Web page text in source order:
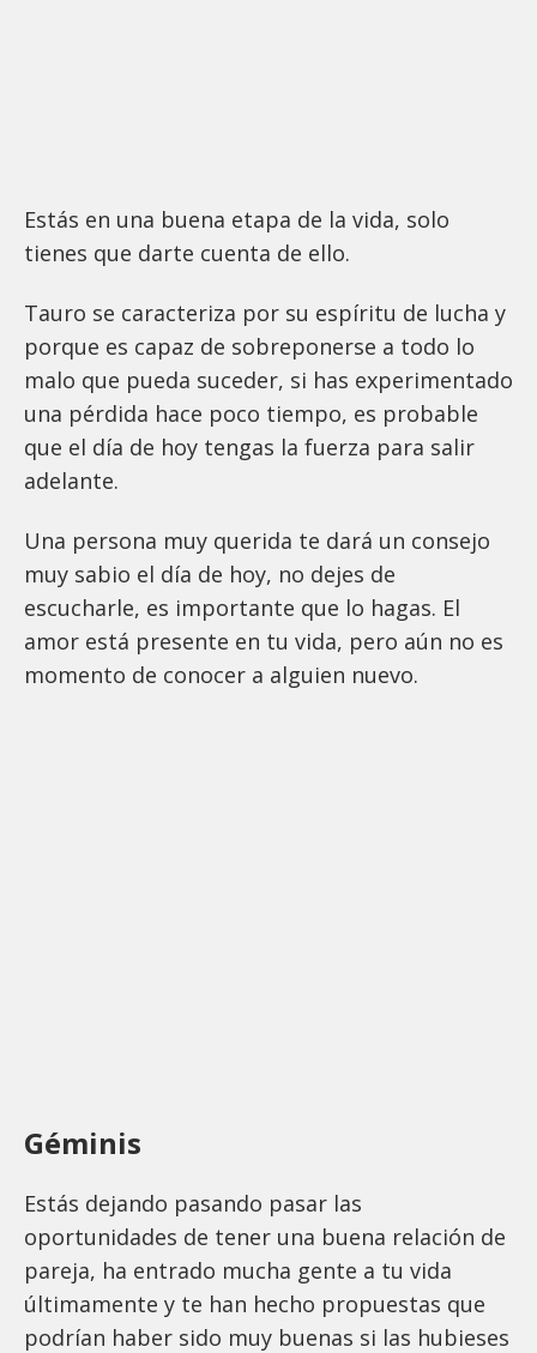
Estás en una buena etapa de la vida, solo
tienes que darte cuenta de ello.
Tauro se caracteriza por su espíritu de lucha y
porque es capaz de sobreponerse a todo lo
malo que pueda suceder, si has experimentado
una pérdida hace poco tiempo, es probable
que el día de hoy tengas la fuerza para salir
adelante.
Una persona muy querida te dará un consejo
muy sabio el día de hoy, no dejes de
escucharle, es importante que lo hagas. El
amor está presente en tu vida, pero aún no es
momento de conocer a alguien nuevo.
Géminis
Estás dejando pasando pasar las
oportunidades de tener una buena relación de
pareja, ha entrado mucha gente a tu vida
últimamente y te han hecho propuestas que
podrían haber sido muy buenas si las hubieses